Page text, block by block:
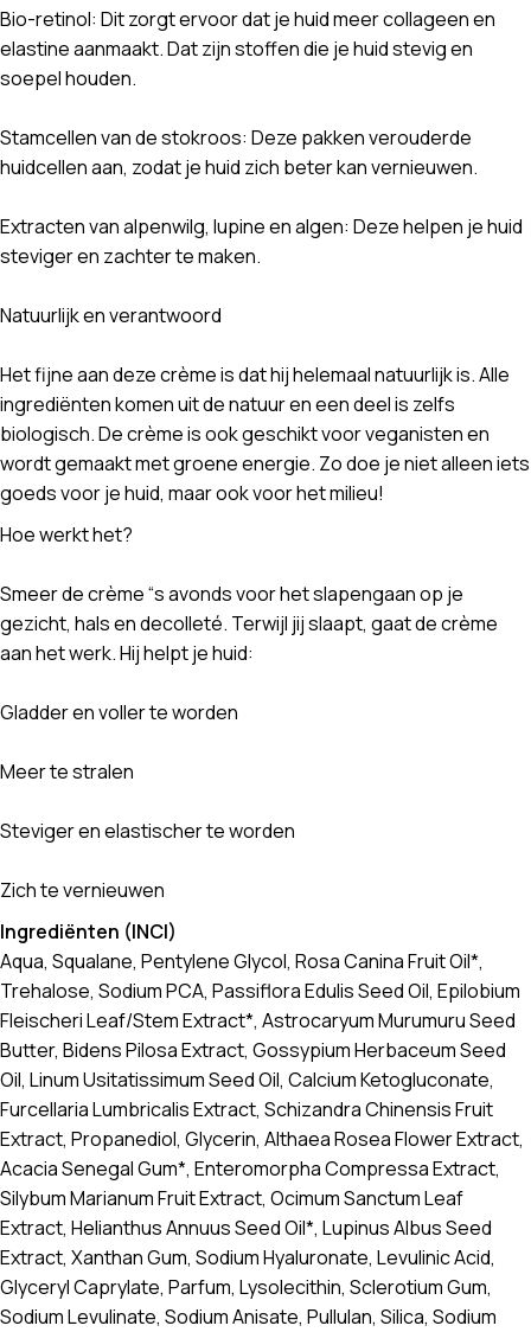
Bio-retinol: Dit zorgt ervoor dat je huid meer collageen en
elastine aanmaakt. Dat zijn stoffen die je huid stevig en
soepel houden.
Stamcellen van de stokroos: Deze pakken verouderde
huidcellen aan, zodat je huid zich beter kan vernieuwen.
Extracten van alpenwilg, lupine en algen: Deze helpen je huid
steviger en zachter te maken.
Natuurlijk en verantwoord
Het fijne aan deze crème is dat hij helemaal natuurlijk is. Alle
ingrediënten komen uit de natuur en een deel is zelfs
biologisch. De crème is ook geschikt voor veganisten en
wordt gemaakt met groene energie. Zo doe je niet alleen iets
goeds voor je huid, maar ook voor het milieu!
Hoe werkt het?
Smeer de crème “s avonds voor het slapengaan op je
gezicht, hals en decolleté. Terwijl jij slaapt, gaat de crème
aan het werk. Hij helpt je huid:
Gladder en voller te worden
Meer te stralen
Steviger en elastischer te worden
Zich te vernieuwen
Ingrediënten (INCI)
Aqua, Squalane, Pentylene Glycol, Rosa Canina Fruit Oil*,
Trehalose, Sodium PCA, Passiflora Edulis Seed Oil, Epilobium
Fleischeri Leaf/Stem Extract*, Astrocaryum Murumuru Seed
Butter, Bidens Pilosa Extract, Gossypium Herbaceum Seed
Oil, Linum Usitatissimum Seed Oil, Calcium Ketogluconate,
Furcellaria Lumbricalis Extract, Schizandra Chinensis Fruit
Extract, Propanediol, Glycerin, Althaea Rosea Flower Extract,
Acacia Senegal Gum*, Enteromorpha Compressa Extract,
Silybum Marianum Fruit Extract, Ocimum Sanctum Leaf
Extract, Helianthus Annuus Seed Oil*, Lupinus Albus Seed
Extract, Xanthan Gum, Sodium Hyaluronate, Levulinic Acid,
Glyceryl Caprylate, Parfum, Lysolecithin, Sclerotium Gum,
Sodium Levulinate, Sodium Anisate, Pullulan, Silica, Sodium